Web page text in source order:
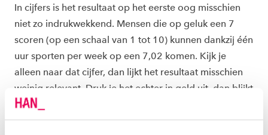
In cijfers is het resultaat op het eerste oog misschien
niet zo indrukwekkend. Mensen die op geluk een 7
scoren (op een schaal van 1 tot 10) kunnen dankzij één
uur sporten per week op een 7,02 komen. Kijk je
alleen naar dat cijfer, dan lijkt het resultaat misschien
weinig relevant. Druk je het echter in geld uit, dan blijkt
het wel een flinke waarde te hebben. Die waarde
bepalen we met de compensatiemethode. Deze geeft